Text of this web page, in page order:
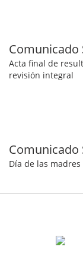
Comunicado
Acta final de
revisión integral
Comunicado
Día de las madres